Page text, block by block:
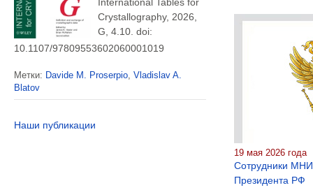
Crystallography, 2026,
G, 4.10. doi:
10.1107/97809553602060001019
Метки: Davide M. Proserpio, Vladislav A.
Blatov
Наши публикации
19 мая 2026 года
Сотрудники
Президента РФ